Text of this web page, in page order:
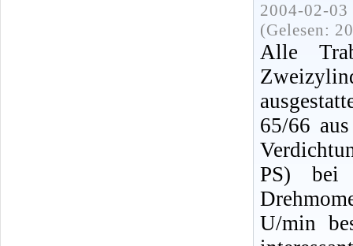
2004-02-
(Gelesen:
Alle
65/66
PS) bei
U/min